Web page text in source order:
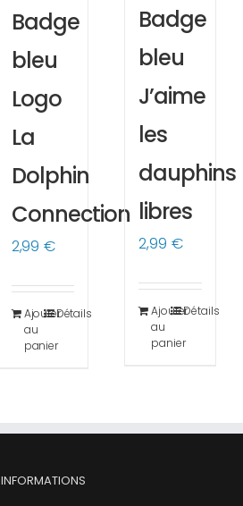
Badge
bleu
Logo
La
Dolphin
Connection
2,99 €
Ajouter
au
panier
Détails
Badge
bleu
J’aime
les
dauphins
libres
2,99 €
Ajouter
au
panier
Détails
INFORMATIONS